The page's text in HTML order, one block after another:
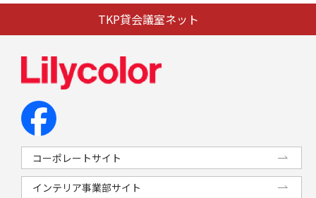
TKP貸会議室ネット
コーポレートサイト
インテリア事業部サイト